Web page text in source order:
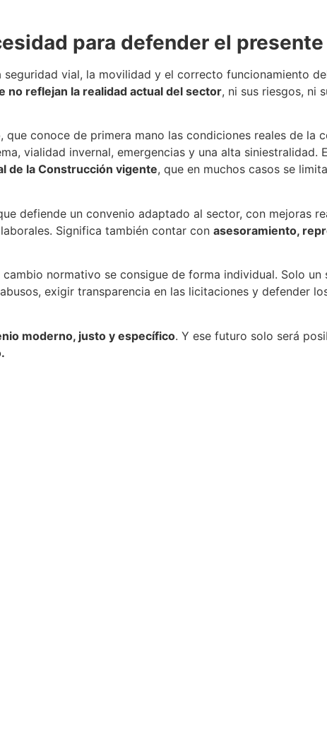
para defender el
vial, la movilidad y el correcto funcionamiento
no reflejan la realidad actual del sector, ni sus riesgos, ni
, que conoce de primera mano las condiciones reales de la
vialidad invernal, emergencias y una alta siniestralidad.
de la Construcción vigente, que en muchos casos se
defiende un convenio adaptado al sector, con mejoras
Significa también contar con asesoramiento,
cambio normativo se consigue de forma individual. Solo
exigir transparencia en las licitaciones y defender
moderno, justo y específico. Y ese futuro solo será